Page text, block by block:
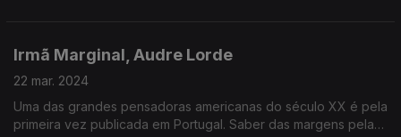
Irmã Marginal, Audre Lorde
22 mar. 2024
Uma das grandes pensadoras americanas do século XX é pela
primeira vez publicada em Portugal. Saber das margens pela